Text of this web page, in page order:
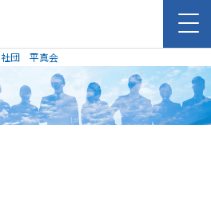
社団 平真会